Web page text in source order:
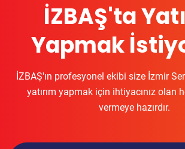
İZBAŞ'ta
Yapmak
İZBAŞ'ın profesyonel ekibi size İzmir
yatırım yapmak için ihtiyacınız olan
vermeye hazırdır.